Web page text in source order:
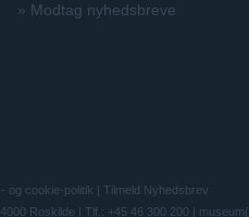
» Modtag nyhedsbreve
og cookie-politik | Tilmeld Nyhedsbrev
Roskilde | Tlf.: +45 46 300 200 |